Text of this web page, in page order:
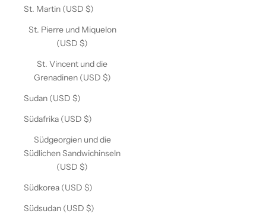
St. Martin (USD $)
St. Pierre und Miquelon
(USD $)
St. Vincent und die
Grenadinen (USD $)
Sudan (USD $)
Südafrika (USD $)
Südgeorgien und die
Südlichen Sandwichinseln
(USD $)
Südkorea (USD $)
Südsudan (USD $)